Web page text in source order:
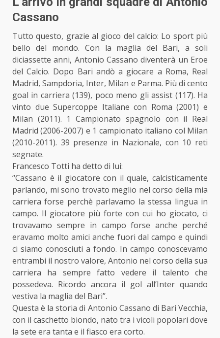
Cassano
Tutto questo, grazie al gioco del calcio: Lo sport più
bello del mondo. Con la maglia del Bari, a soli
diciassette anni, Antonio Cassano diventerà un Eroe
del Calcio. Dopo Bari andò a giocare a Roma, Real
Madrid, Sampdoria, Inter, Milan e Parma. Più di cento
goal in carriera (139), poco meno gli assist (117). Ha
vinto due Supercoppe Italiane con Roma (2001) e
Milan (2011). 1 Campionato spagnolo con il Real
Madrid (2006-2007) e 1 campionato italiano col Milan
(2010-2011). 39 presenze in Nazionale, con 10 reti
segnate.
Francesco Totti ha detto di lui:
“Cassano è il giocatore con il quale, calcisticamente
parlando, mi sono trovato meglio nel corso della mia
carriera forse perchè parlavamo la stessa lingua in
campo. Il giocatore più forte con cui ho giocato, ci
trovavamo sempre in campo forse anche perché
eravamo molto amici anche fuori dal campo e quindi
ci siamo conosciuti a fondo. In campo conoscevamo
entrambi il nostro valore, Antonio nel corso della sua
carriera ha sempre fatto vedere il talento che
possedeva. Ricordo ancora il gol all’Inter quando
vestiva la maglia del Bari”.
Questa è la storia di Antonio Cassano di Bari Vecchia,
con il caschetto biondo, nato tra i vicoli popolari dove
la sete era tanta e il fiasco era corto.